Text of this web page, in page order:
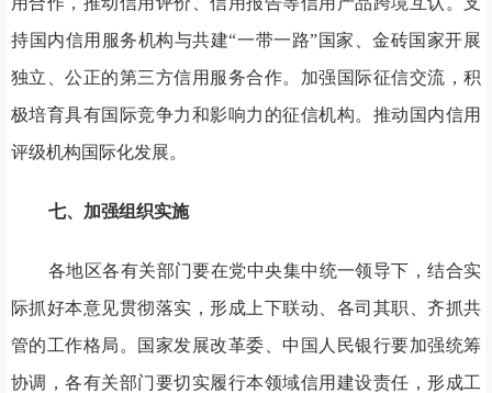
持国内信用服务机构与共建“一带一路”国家、金砖国家开展
独立、公正的第三方信用服务合作。加强国际征信交流，积
极培育具有国际竞争力和影响力的征信机构。推动国内信用
评级机构国际化发展。
七、加强组织实施
各地区各有关部门要在党中央集中统一领导下，结合实
际抓好本意见贯彻落实，形成上下联动、各司其职、齐抓共
管的工作格局。国家发展改革委、中国人民银行要加强统筹
协调，各有关部门要切实履行本领域信用建设责任，形成工